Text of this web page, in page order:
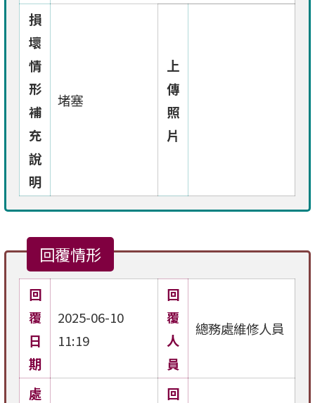
損
壞
情
形
補
充
說
明
堵塞
上
傳
照
片
回覆情形
回
覆
日
期
2025-06-10
11:19
回
覆
人
員
總務處維修人員
處
回